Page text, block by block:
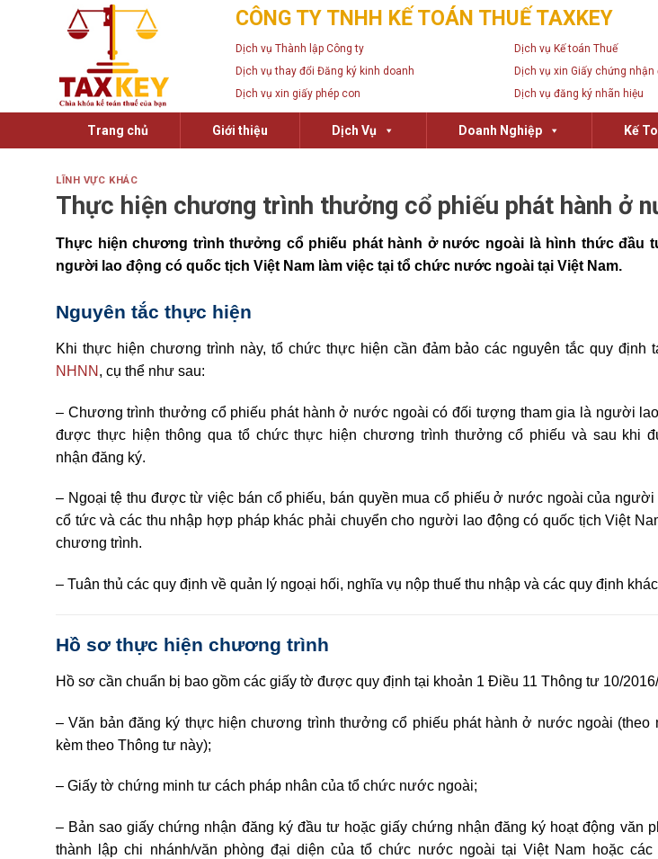
CÔNG TY TNHH KẾ TOÁN THUẾ TAXKEY
Dịch vụ Thành lập Công ty
Dịch vụ Kế toán Thuế
Dịch vụ thay đổi Đăng ký kinh doanh
Dịch vụ xin Giấy chứng nhận
Dịch vụ xin giấy phép con
Dịch vụ đăng ký nhãn hiệu
Trang chủ Giới thiệu Dịch Vụ Doanh Nghiệp Kế
LĨNH VỰC KHÁC
Thực hiện chương trình thưởng cổ phiếu phát hành ở
Thực hiện chương trình thưởng cổ phiếu phát hành ở nước ngoài là hình thức đầu
người lao động có quốc tịch Việt Nam làm việc tại tổ chức nước ngoài tại Việt Nam.
Nguyên tắc thực hiện
Khi thực hiện chương trình này, tổ chức thực hiện cần đảm bảo các nguyên tắc quy
NHNN , cụ thể như sau:
– Chương trình thưởng cổ phiếu phát hành ở nước ngoài có đối tượng tham gia là người
được thực hiện thông qua tổ chức thực hiện chương trình thưởng cổ phiếu và sau khi
nhận đăng ký.
– Ngoại tệ thu được từ việc bán cổ phiếu, bán quyền mua cổ phiếu ở nước ngoài của
cổ tức và các thu nhập hợp pháp khác phải chuyển cho người lao động có quốc tịch Việt
chương trình.
– Tuân thủ các quy định về quản lý ngoại hối, nghĩa vụ nộp thuế thu nhập và các quy định
Hồ sơ thực hiện chương trình
Hồ sơ cần chuẩn bị bao gồm các giấy tờ được quy định tại khoản 1 Điều 11 Thông tư 10/
– Văn bản đăng ký thực hiện chương trình thưởng cổ phiếu phát hành ở nước ngoài (theo
kèm theo Thông tư này);
– Giấy tờ chứng minh tư cách pháp nhân của tổ chức nước ngoài;
– Bản sao giấy chứng nhận đăng ký đầu tư hoặc giấy chứng nhận đăng ký hoạt động văn
thành lập chi nhánh/văn phòng đại diện của tổ chức nước ngoài tại Việt Nam hoặc